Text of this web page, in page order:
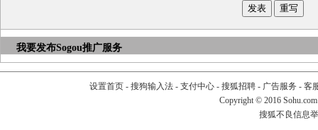
我要发布Sogou推广服务
设置首页- 搜狗输入法- 支付中心- 搜狐招聘- 广告服务 - 客
Copyright © 2016
搜狐不良信息